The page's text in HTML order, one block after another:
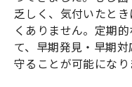
乏しく、気付いたと
くありません。定期
て、早期発見・早期
守ることが可能になり